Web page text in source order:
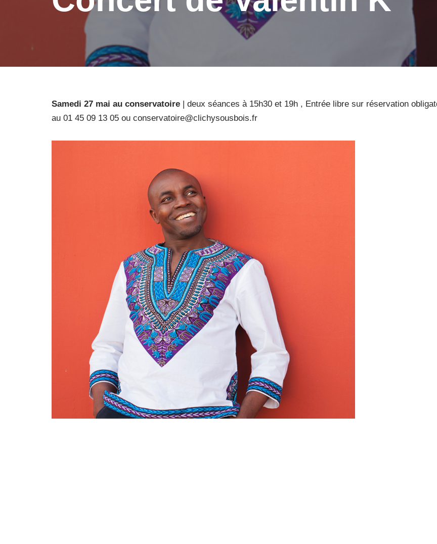
Samedi 27 mai au conservatoire | deux séances à 15h30 et 19h , Entrée libre sur réservation
au 01 45 09 13 05 ou conservatoire@clichysousbois.fr